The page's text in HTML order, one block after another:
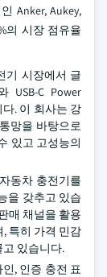
Anker, Aukey,
의 시장 점유율
기 시장에서 글
USB-C Power
. 이 회사는 강
망을 바탕으로
있고 고성능의
동차 충전기를
을 갖추고 있습
매 채널을 활용
특히 가격 민감
있습니다.
, 인증 충전 표